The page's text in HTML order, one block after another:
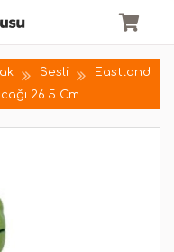
Sesli
Eastland
26.5 Cm